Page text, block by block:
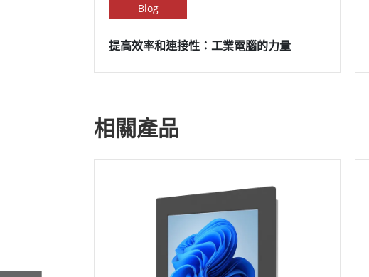
Blog
提高效率和連接性：工業電腦的力量
相關產品